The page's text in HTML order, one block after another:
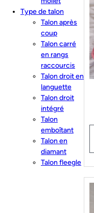
Type de talon
Talon après
coup
Talon carré
en rangs
raccourcis
Talon droit en
languette
Talon droit
intégré
Talon
emboîtant
Talon en
diamant
Talon fleegle